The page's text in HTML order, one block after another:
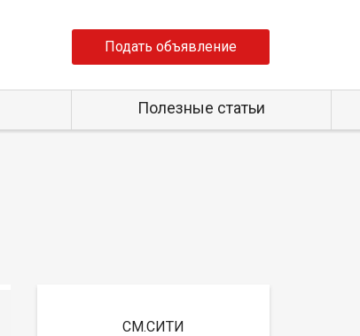
Подать объявление
Полезные статьи
СМ.СИТИ